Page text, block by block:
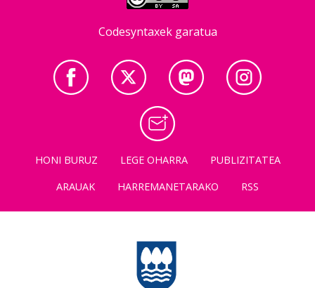
Codesyntaxek garatua
HONI BURUZ LEGE OHARRA
PUBLIZITATEA
ARAUAK
HARREMANETARAKO RSS